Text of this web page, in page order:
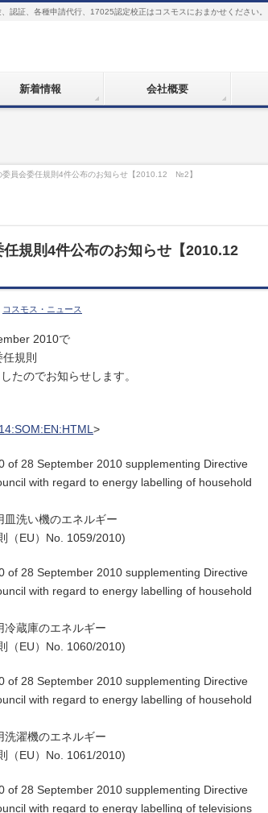
認証、各種申請代行、17025認定校正はコスモスにおまかせください。
新着情報 会社概要
委員会委任規則4件公布のお知らせ【2010.12 №2】
規則4件公布のお知らせ【2010.12
コスモス・ニュース
2010で
規則
たのでお知らせします。
>
of 28 September 2010 supplementing Directive
with regard to energy labelling of household
洗い機のエネルギー
（EU）No. 1059/2010)
of 28 September 2010 supplementing Directive
with regard to energy labelling of household
蔵庫のエネルギー
（EU）No. 1060/2010)
of 28 September 2010 supplementing Directive
with regard to energy labelling of household
濯機のエネルギー
（EU）No. 1061/2010)
of 28 September 2010 supplementing Directive
with regard to energy labelling of televisions